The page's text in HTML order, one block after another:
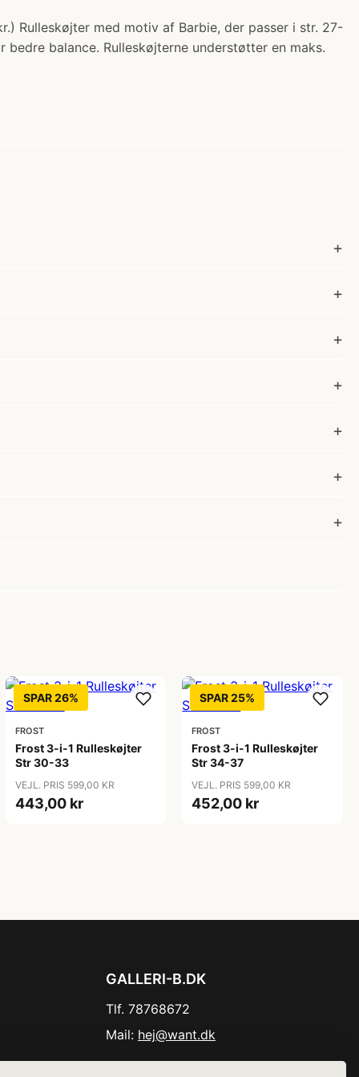
Rulleskøjter med motiv af Barbie, der passer i str. 27-
balance. Rulleskøjterne understøtter en maks.
SPAR 26%
FROST
Frost 3-i-1 Rulleskøjter
Str 30-33
VEJL. PRIS 599,00 KR
443,00 kr
SPAR 25%
FROST
Frost 3-i-1 Rulleskøjter
Str 34-37
VEJL. PRIS 599,00 KR
452,00 kr
GALLERI-B.DK
Tlf. 78768672
Mail: hej@want.dk